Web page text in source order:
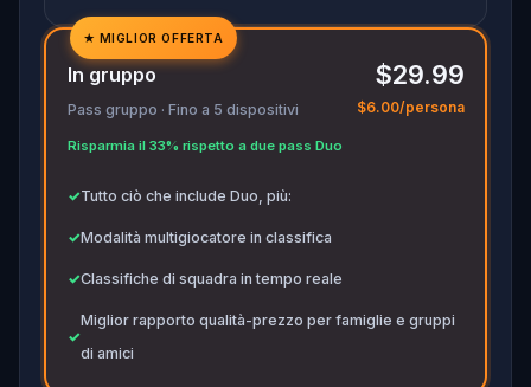
✓
✓
★ MIGLIOR OFFERTA
In gruppo
Pass gruppo · Fino a 5 dispositivi
Risparmia il 33% rispetto a due pass Duo
$29.99
$6.00/persona
✓Tutto ciò che include Duo, più:
✓Modalità multigiocatore in classifica
✓Classifiche di squadra in tempo reale
✓
Miglior rapporto qualità-prezzo per famiglie e gruppi
di amici